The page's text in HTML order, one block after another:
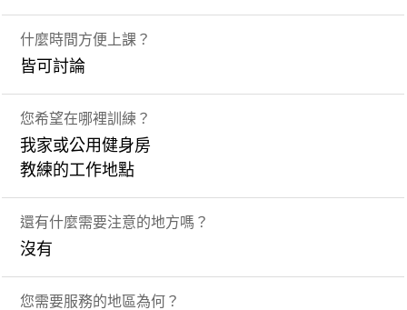
什麼時間方便上課？
皆可討論
您希望在哪裡訓練？
我家或公用健身房
教練的工作地點
還有什麼需要注意的地方嗎？
沒有
您需要服務的地區為何？